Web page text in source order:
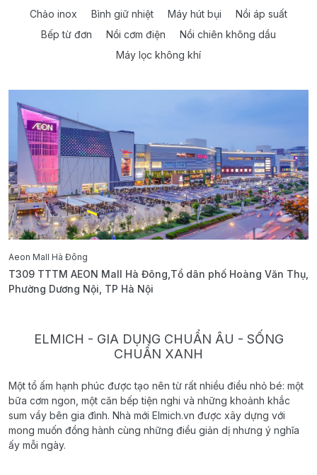
Chảo inox
Bình giữ nhiệt Máy hút bụi
Nồi áp suất
Bếp từ đơn
Nồi cơm điện
Nồi chiên không dầu
Máy lọc không khí
Aeon Mall Hà Đông
T309 TTTM AEON Mall Hà Đông,Tổ dân phố Hoàng Văn Thụ,
Phường Dương Nội, TP Hà Nội
ELMICH - GIA DỤNG CHUẨN ÂU - SỐNG
CHUẨN XANH
Một tổ ấm hạnh phúc được tạo nên từ rất nhiều điều nhỏ bé: một
bữa cơm ngon, một căn bếp tiện nghi và những khoảnh khắc
sum vầy bên gia đình. Nhà mới Elmich.vn được xây dựng với
mong muốn đồng hành cùng những điều giản dị nhưng ý nghĩa
ấy mỗi ngày.